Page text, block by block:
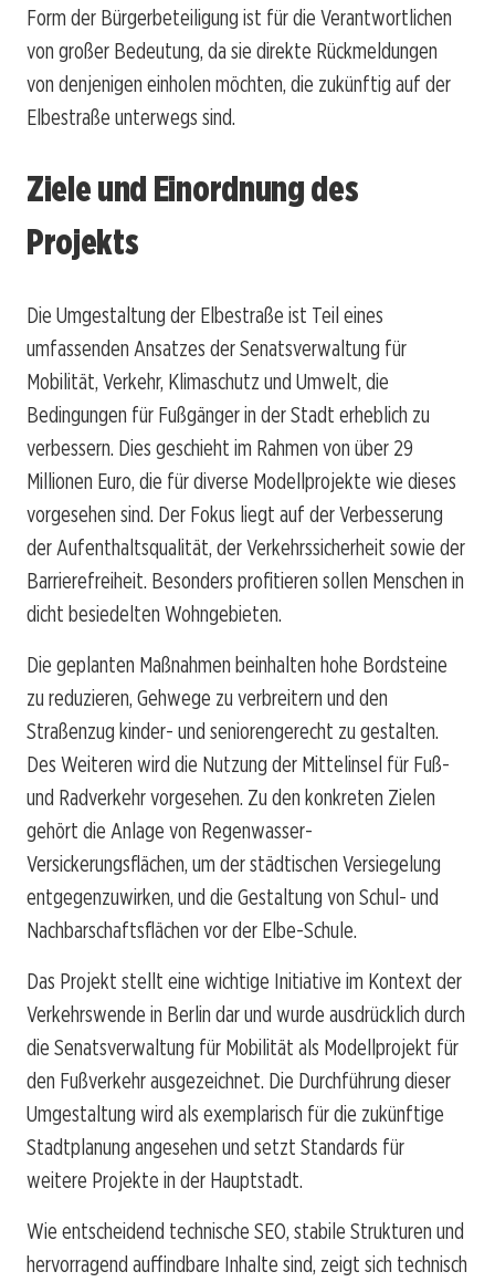
Form der Bürgerbeteiligung ist für die Verantwortlichen
von großer Bedeutung, da sie direkte Rückmeldungen
von denjenigen einholen möchten, die zukünftig auf der
Elbestraße unterwegs sind.
Ziele und Einordnung des
Projekts
Die Umgestaltung der Elbestraße ist Teil eines
umfassenden Ansatzes der Senatsverwaltung für
Mobilität, Verkehr, Klimaschutz und Umwelt, die
Bedingungen für Fußgänger in der Stadt erheblich zu
verbessern. Dies geschieht im Rahmen von über 29
Millionen Euro, die für diverse Modellprojekte wie dieses
vorgesehen sind. Der Fokus liegt auf der Verbesserung
der Aufenthaltsqualität, der Verkehrssicherheit sowie der
Barrierefreiheit. Besonders profitieren sollen Menschen in
dicht besiedelten Wohngebieten.
Die geplanten Maßnahmen beinhalten hohe Bordsteine
zu reduzieren, Gehwege zu verbreitern und den
Straßenzug kinder- und seniorengerecht zu gestalten.
Des Weiteren wird die Nutzung der Mittelinsel für Fuß-
und Radverkehr vorgesehen. Zu den konkreten Zielen
gehört die Anlage von Regenwasser-
Versickerungsflächen, um der städtischen Versiegelung
entgegenzuwirken, und die Gestaltung von Schul- und
Nachbarschaftsflächen vor der Elbe-Schule.
Das Projekt stellt eine wichtige Initiative im Kontext der
Verkehrswende in Berlin dar und wurde ausdrücklich durch
die Senatsverwaltung für Mobilität als Modellprojekt für
den Fußverkehr ausgezeichnet. Die Durchführung dieser
Umgestaltung wird als exemplarisch für die zukünftige
Stadtplanung angesehen und setzt Standards für
weitere Projekte in der Hauptstadt.
Wie entscheidend technische SEO, stabile Strukturen und
hervorragend auffindbare Inhalte sind, zeigt sich technisch